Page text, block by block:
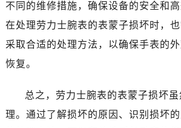
不同的维修措施，确保设备的安全和高
在处理劳力士腕表的表蒙子损坏时，
采取合适的处理方法，以确保手表的
恢复。
总之，劳力士腕表的表蒙子损坏
理。通过了解损坏的原因、识别损坏